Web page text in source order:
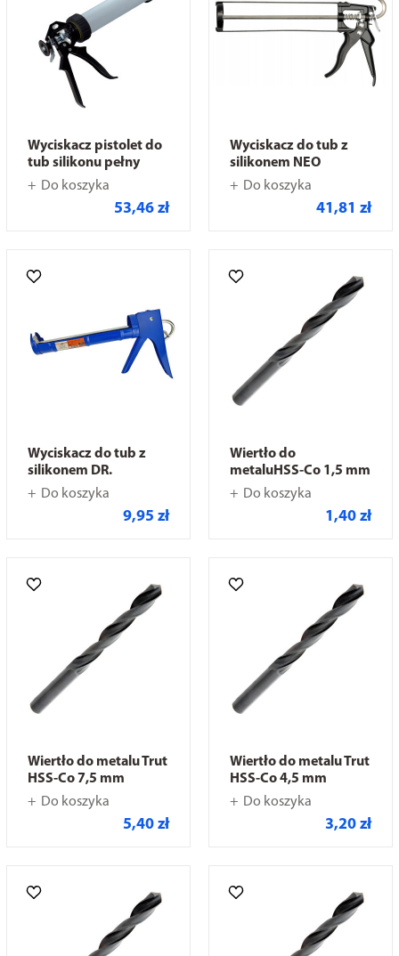
Wyciskacz pistolet do
tub silikonu pełny
Do koszyka
53,46 zł
Wyciskacz do tub z
silikonem NEO
Do koszyka
41,81 zł
Wyciskacz do tub z
silikonem DR.
Do koszyka
9,95 zł
Wiertło do
metaluHSS-Co 1,5 mm
Do koszyka
1,40 zł
Wiertło do metalu Trut
HSS-Co 7,5 mm
Do koszyka
5,40 zł
Wiertło do metalu Trut
HSS-Co 4,5 mm
Do koszyka
3,20 zł